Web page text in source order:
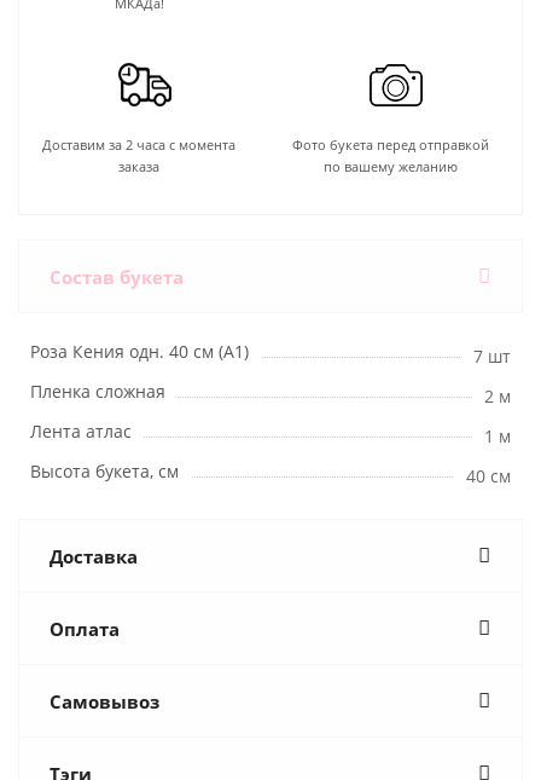
Доставим за 2 часа с момента
заказа
Фото букета перед отправкой
по вашему желанию
Состав букета
Роза Кения одн. 40 см (А1)
7 шт
Пленка сложная
2 м
Лента атлас
1 м
Высота букета, см
40 см
Доставка
Оплата
Самовывоз
Тэги